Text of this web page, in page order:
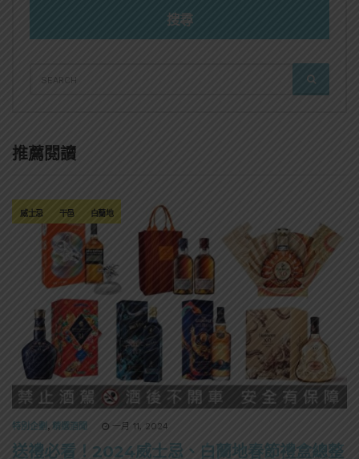
搜尋
FOR:
SEARCH
推薦閱讀
威士忌 干邑 白蘭地
特別企劃 , 精選酒聞 一月 11, 2024
送禮必看！2024威士忌、白蘭地春節禮盒總整